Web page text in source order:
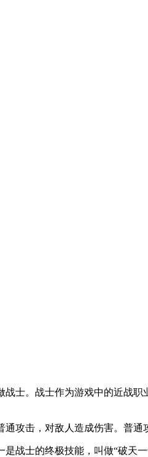
。战士作为游戏中的近战职
击，对敌人造成伤害。普通
士的终极技能，叫做“破天